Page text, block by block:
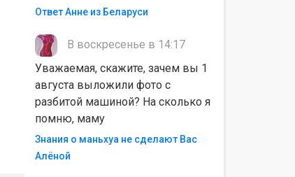
Ответ Анне из Беларуси
В воскресенье в 14:17
Уважаемая, скажите, зачем вы 1
августа выложили фото с
разбитой машиной? На сколько я
помню, маму
Знания о маньхуа не сделают Вас
Алëной